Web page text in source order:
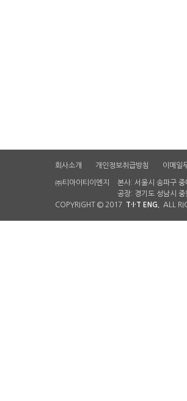
회사소개 개인정보취급방침 이메일
㈜티아이티이엔지
본사: 서울시 송파구
공장: 경기도 성남시
COPYRIGHT © 2017 T·I·T ENG. ALL